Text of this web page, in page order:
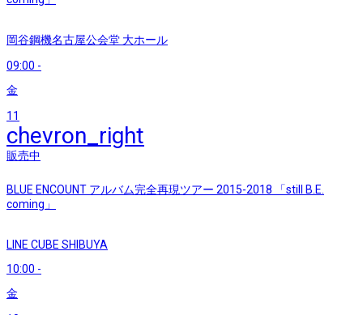
岡谷鋼機名古屋公会堂 大ホール
09:00 -
金
11
chevron_right
販売中
BLUE ENCOUNT アルバム完全再現ツアー 2015-2018 「still B.E.
coming」
LINE CUBE SHIBUYA
10:00 -
金